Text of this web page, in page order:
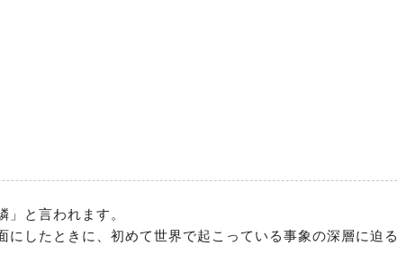
」と言われます。
したときに、初めて世界で起こっている事象の深層に迫る